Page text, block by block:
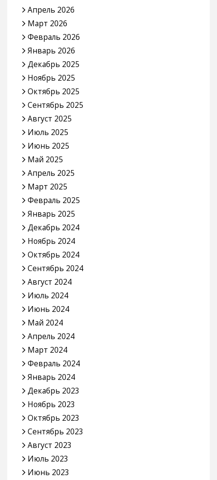
Апрель 2026
Март 2026
Февраль 2026
Январь 2026
Декабрь 2025
Ноябрь 2025
Октябрь 2025
Сентябрь 2025
Август 2025
Июль 2025
Июнь 2025
Май 2025
Апрель 2025
Март 2025
Февраль 2025
Январь 2025
Декабрь 2024
Ноябрь 2024
Октябрь 2024
Сентябрь 2024
Август 2024
Июль 2024
Июнь 2024
Май 2024
Апрель 2024
Март 2024
Февраль 2024
Январь 2024
Декабрь 2023
Ноябрь 2023
Октябрь 2023
Сентябрь 2023
Август 2023
Июль 2023
Июнь 2023